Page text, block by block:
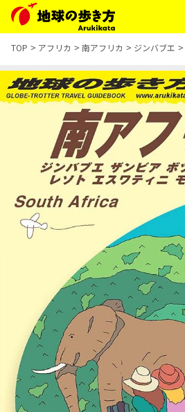
TOP アフリカ 南アフリカ ジンバブエ